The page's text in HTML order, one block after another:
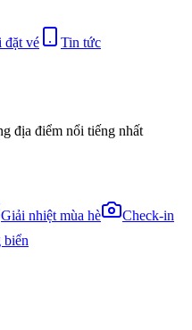
đặt vé Tin tức
địa điểm nổi tiếng nhất
Giải nhiệt mùa hè
Check-in
biển